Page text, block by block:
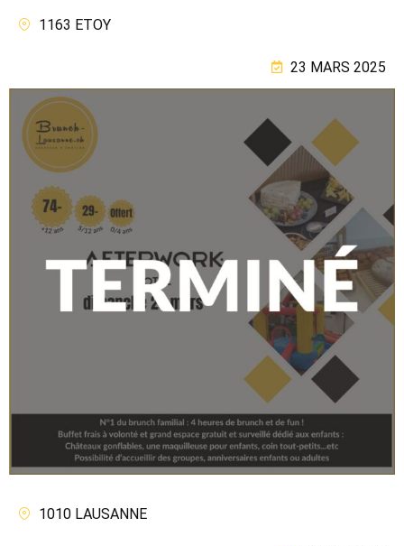
1163 ETOY
23 MARS 2025
1010 LAUSANNE